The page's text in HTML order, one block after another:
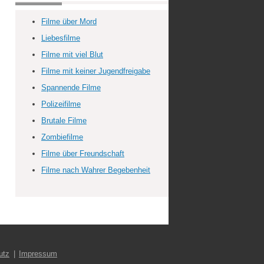
Filme über Mord
Liebesfilme
Filme mit viel Blut
Filme mit keiner Jugendfreigabe
Spannende Filme
Polizeifilme
Brutale Filme
Zombiefilme
Filme über Freundschaft
Filme nach Wahrer Begebenheit
Impressum